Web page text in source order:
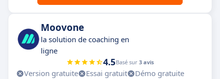
Moovone
la solution de coaching en
ligne
4.5Basé sur 3 avis
Version gratuite Essai gratuit
Démo gratuite